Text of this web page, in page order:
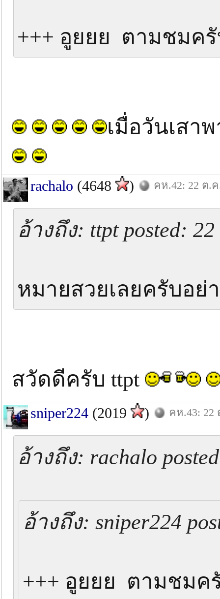
+++ อูยยย ตามชมค
เมื่อวันเสา
rachalo (4648 ) คห.42: 22 ต.
อ้างถึง: ttpt posted:
หมายสวยเลยครับอย่
สวัดดีครับ ttpt
sniper224 (2019 ) คห.43: 22
อ้างถึง: rachalo
อ้างถึง: sniper224
+++ อูยยย ตามชม